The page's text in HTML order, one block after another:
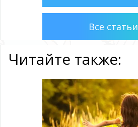
Все статьи
Читайте также: